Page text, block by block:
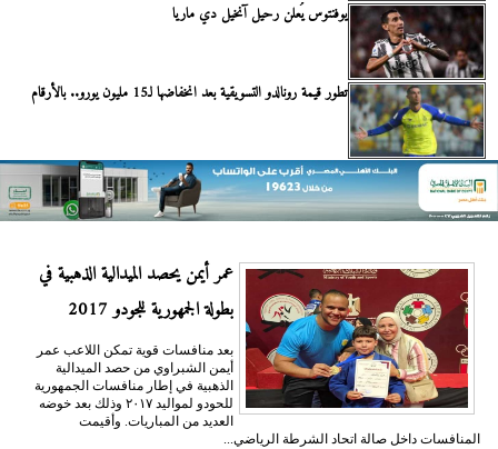
يوفنتوس يُعلن رحيل آنخيل دي ماريا
تطور قيمة رونالدو التسويقية بعد انخفاضها لـ15 مليون يورو.. بالأرقام
عمر أيمن يحصد الميدالية الذهبية في
بطولة الجمهورية للجودو 2017
بعد منافسات قوية تمكن اللاعب عمر
أيمن الشبراوي من حصد الميدالية
الذهبية في إطار منافسات الجمهورية
للحودو لمواليد ٢٠١٧ وذلك بعد خوضه
العديد من المباريات. وأقيمت
المنافسات داخل صالة اتحاد الشرطة الرياضي...